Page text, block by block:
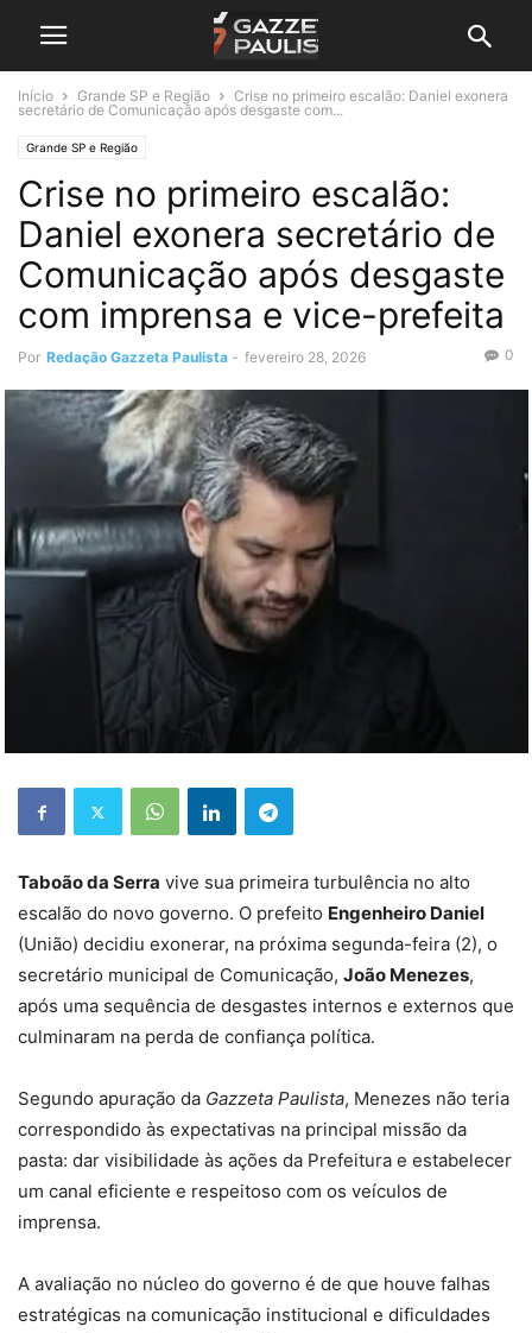
Início Grande SP e Região
Crise no primeiro escalão: Daniel exonera
secretário de Comunicação após desgaste com...
Grande SP e Região
Crise no primeiro escalão:
Daniel exonera secretário de
Comunicação após desgaste
com imprensa e vice-prefeita
Por Redação Gazzeta Paulista - fevereiro 28, 2026 0
Taboão da Serra vive sua primeira turbulência no alto
escalão do novo governo. O prefeito Engenheiro Daniel
(União) decidiu exonerar, na próxima segunda-feira (2), o
secretário municipal de Comunicação, João Menezes,
após uma sequência de desgastes internos e externos que
culminaram na perda de confiança política.
Segundo apuração da Gazzeta Paulista, Menezes não teria
correspondido às expectativas na principal missão da
pasta: dar visibilidade às ações da Prefeitura e estabelecer
um canal eficiente e respeitoso com os veículos de
imprensa.
A avaliação no núcleo do governo é de que houve falhas
estratégicas na comunicação institucional e dificuldades